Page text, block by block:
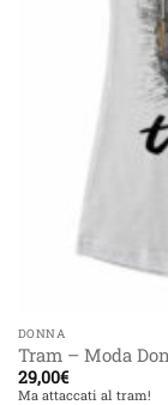
DONNA
Tram – Moda
29,00€
Ma attaccati al tram!